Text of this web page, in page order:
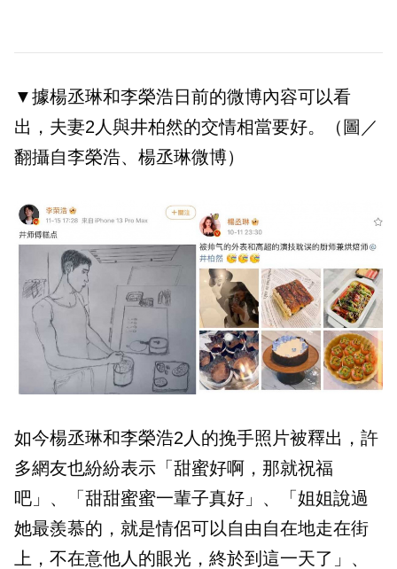
▼據楊丞琳和李榮浩日前的微博內容可以看
出，夫妻2人與井柏然的交情相當要好。（圖／
翻攝自李榮浩、楊丞琳微博）
如今楊丞琳和李榮浩2人的挽手照片被釋出，許
多網友也紛紛表示「甜蜜好啊，那就祝福
吧」、「甜甜蜜蜜一輩子真好」、「姐姐說過
她最羨慕的，就是情侶可以自由自在地走在街
上，不在意他人的眼光，終於到這一天了」、